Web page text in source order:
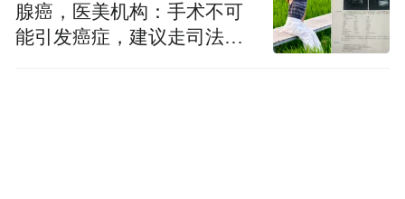
腺癌，医美机构：手术不可
能引发癌症，建议走司法途